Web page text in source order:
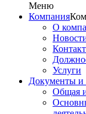
Меню
Компания
О
Услуги
Документы и
Общая